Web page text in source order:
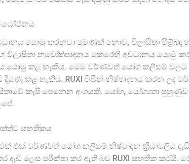
යොමු කරනවා පමණක් නොව, විලාසිතා පිළිබඳ
නවෝත්පාදනය කෙරෙහි අවධානය යොමු
යොමු කළ හැකිය. මෙම වර්ණවත් යෝග කලිසම් වලට
කළ හැකිය. RUXI විසින් නිෂ්පාදනය කරන ලද
කැපී පෙනෙන අංගයකි. යෝග, යෝග්‍යතා පුහුණුව
සහතිකය
එක් වර්ණවත් යෝග කලිසම් නිෂ්පාදන ක්‍රියාවලිය
ලෙස පරීක්ෂා කර ඇති බව RUXI සහතික කරයි.